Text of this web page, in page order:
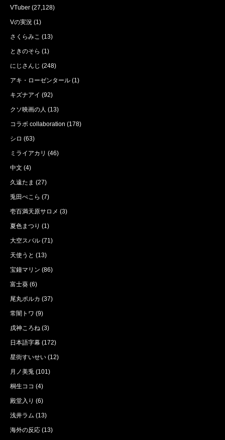
VTuber (27,128)
Vの実況 (1)
さくらみこ (13)
ときのそら (1)
にじさんじ (248)
アキ・ローゼンタール (1)
キズナアイ (92)
クソ映画の人 (13)
コラボ collaboration (178)
シロ (63)
ミライアカリ (46)
中文 (4)
久遠たま (27)
兎田ぺこら (7)
壱百満天原サロメ (3)
夏色まつり (1)
大空スバル (71)
天使うと (13)
宝鐘マリン (86)
富士葵 (6)
尾丸ポルカ (37)
常闇トワ (9)
戌神ころね (3)
日本語字幕 (172)
星街すいせい (12)
月ノ美兎 (101)
桐生ココ (4)
殿堂入り (6)
浅井ラム (13)
海外の反応 (13)